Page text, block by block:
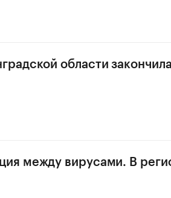
области
между вирусами. В